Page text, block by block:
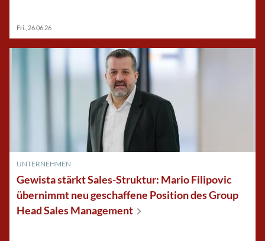
Fri., 26.06.26
UNTERNEHMEN
Gewista stärkt Sales-Struktur: Mar io Filipovic
übernimmt neu geschaffene P osition des Group
Head SalesManagement